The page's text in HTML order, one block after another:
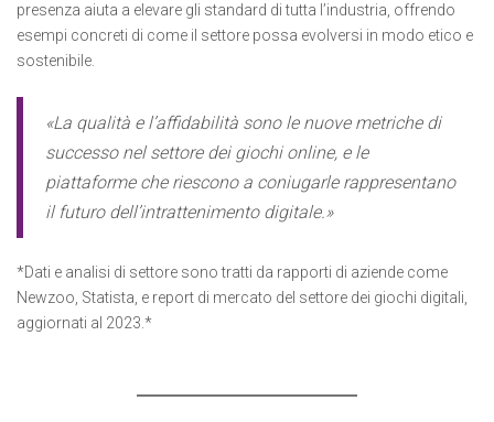
presenza aiuta a elevare gli standard di tutta l’industria, offrendo
esempi concreti di come il settore possa evolversi in modo etico e
sostenibile.
«La qualità e l’affidabilità sono le nuove metriche di
successo nel settore dei giochi online, e le
piattaforme che riescono a coniugarle rappresentano
il futuro dell’intrattenimento digitale.»
*Dati e analisi di settore sono tratti da rapporti di aziende come
Newzoo, Statista, e report di mercato del settore dei giochi digitali,
aggiornati al 2023.*